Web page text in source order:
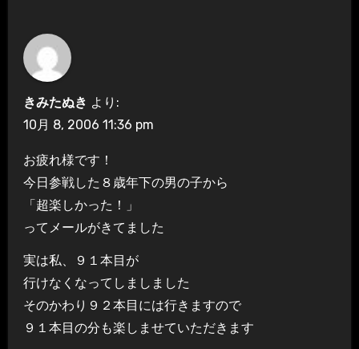
きみたぬき より:
10月 8, 2006 11:36 pm
お疲れ様です！
今日参戦した８歳年下の男の子から
「超楽しかった！」
ってメールがきてました
実は私、９１本目が
行けなくなってしましました
そのかわり９２本目には行きますので
９１本目の分も楽しませていただきます